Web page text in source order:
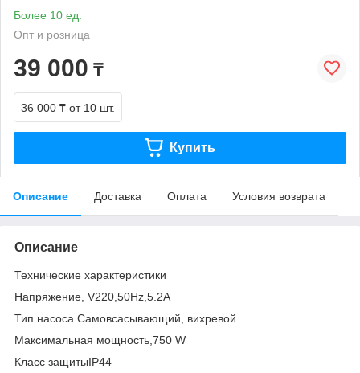
Более 10 ед.
Опт и розница
39 000 ₸
36 000 ₸ от 10 шт.
Купить
Описание Доставка Оплата Условия возврата
Описание
Технические характеристики
Напряжение, V220,50Hz,5.2A
Тип насоса Самовсасывающий, вихревой
Максимальная мощность,750 W
Класс защитыIP44